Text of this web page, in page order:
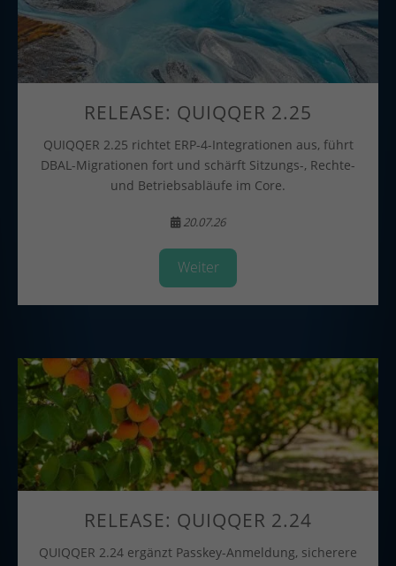
RELEASE: QUIQQER 2.25
QUIQQER 2.25 richtet ERP-4-Integrationen aus, führt
DBAL-Migrationen fort und schärft Sitzungs-, Rechte-
und Betriebsabläufe im Core.
20.07.26
Weiter
RELEASE: QUIQQER 2.24
QUIQQER 2.24 ergänzt Passkey-Anmeldung, sicherere